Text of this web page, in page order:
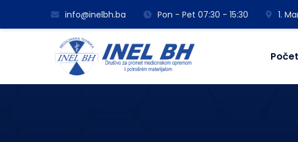
info@inelbh.ba Pon - Pet 07:30 - 15:30 1.